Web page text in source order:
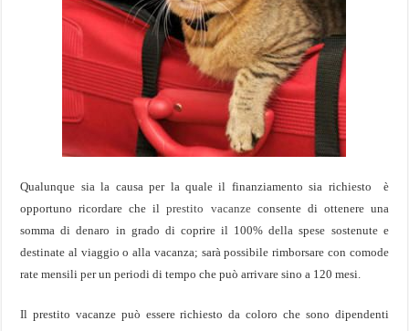
Qualunque sia la causa per la quale il finanziamento sia richiesto è
opportuno ricordare che ilprestito vacanzeconsente di ottenere una
somma di denaro in grado di coprire il 100% della spese sostenute e
destinate al viaggio o alla vacanza; sarà possibile rimborsare con comode
rate mensili per un periodi di tempo che può arrivare sino a 120 mesi.
Il prestito vacanze può essere richiesto da coloro che sono dipendenti